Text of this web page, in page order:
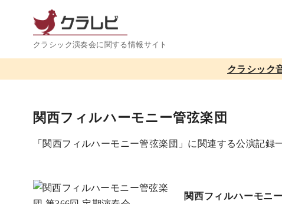
クラシック演奏会に関する情報サイト
クラシック
関西フィルハーモニー管弦楽団
「関西フィルハーモニー管弦楽団」に関連する公演記録
関西フィルハーモニ